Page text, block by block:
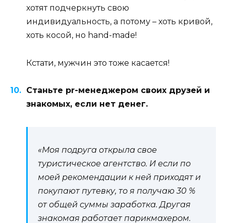
хотят подчеркнуть свою
индивидуальность, а потому – хоть кривой,
хоть косой, но hand-made!
Кстати, мужчин это тоже касается!
Станьте pr-менеджером своих друзей и
знакомых, если нет денег.
«Моя подруга открыла свое
туристическое агентство. И если по
моей рекомендации к ней приходят и
покупают путевку, то я получаю 30 %
от общей суммы заработка. Другая
знакомая работает парикмахером.